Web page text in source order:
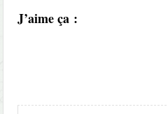
J’aime ça :